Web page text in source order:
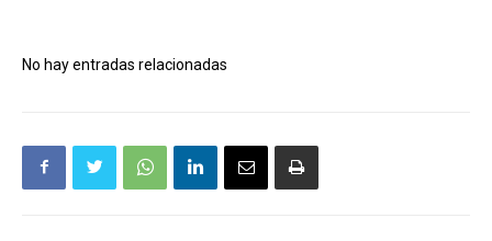
No hay entradas relacionadas